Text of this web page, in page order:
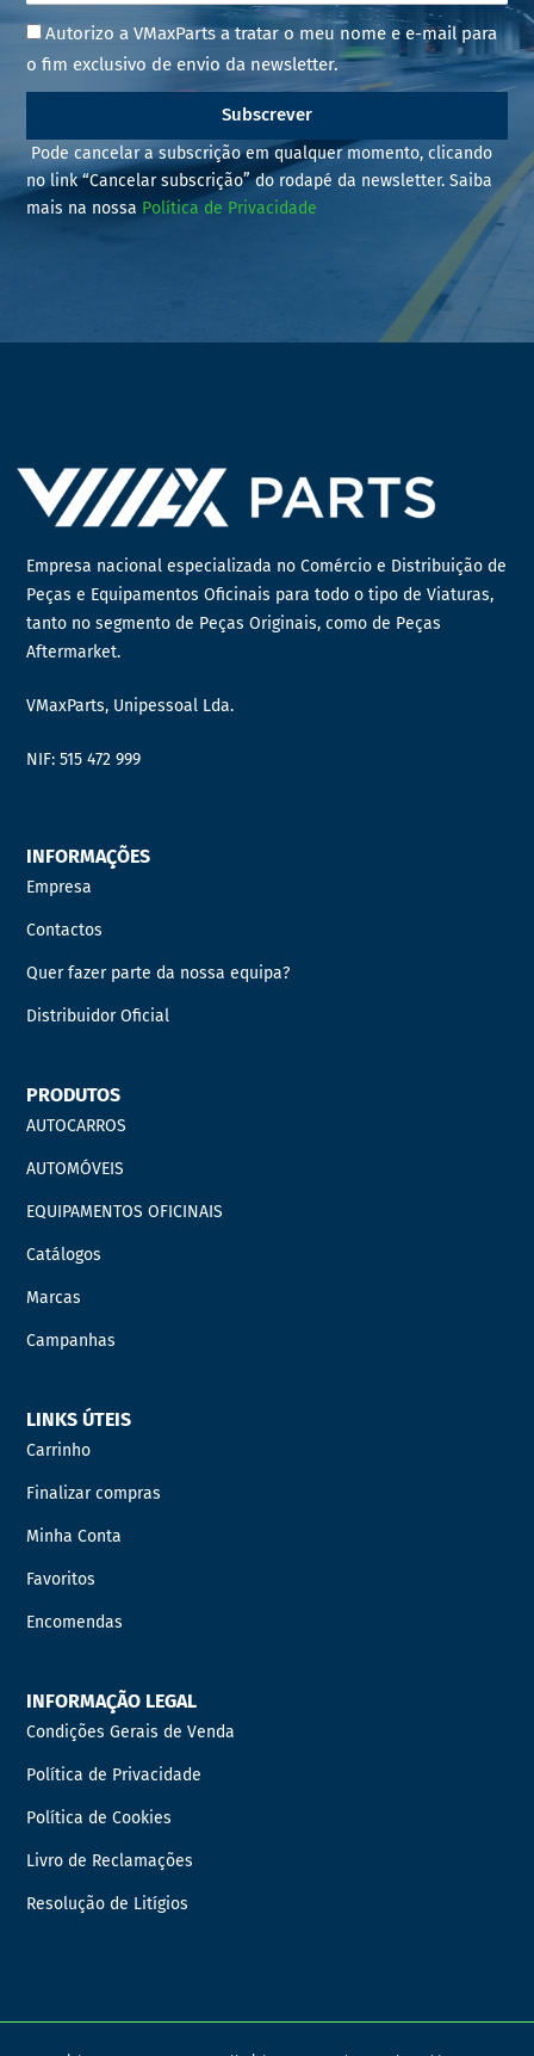
Autorizo a VMaxParts a tratar o meu nome e e-mail para
o fim exclusivo de envio da newsletter.
Subscrever
Pode cancelar a subscrição em qualquer momento, clicando
no link “Cancelar subscrição” do rodapé da newsletter. Saiba
mais na nossa Política de Privacidade
Empresa nacional especializada no Comércio e Distribuição de
Peças e Equipamentos Oficinais para todo o tipo de Viaturas,
tanto no segmento de Peças Originais, como de Peças
Aftermarket.
VMaxParts, Unipessoal Lda.
NIF: 515 472 999
INFORMAÇÕES
Empresa
Contactos
Quer fazer parte da nossa equipa?
Distribuidor Oficial
PRODUTOS
AUTOCARROS
AUTOMÓVEIS
EQUIPAMENTOS OFICINAIS
Catálogos
Marcas
Campanhas
LINKS ÚTEIS
Carrinho
Finalizar compras
Minha Conta
Favoritos
Encomendas
INFORMAÇÃO LEGAL
Condições Gerais de Venda
Política de Privacidade
Política de Cookies
Livro de Reclamações
Resolução de Litígios